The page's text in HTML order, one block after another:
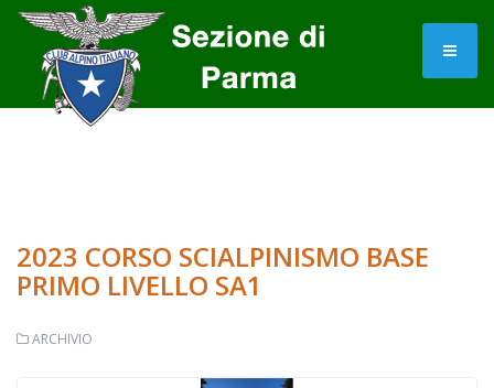
2023 CORSO SCIALPINISMO BASE
PRIMO LIVELLO SA1
ARCHIVIO